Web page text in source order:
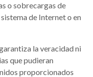
o sobrecargas de
de Internet o en
la veracidad ni
que pudieran
proporcionados